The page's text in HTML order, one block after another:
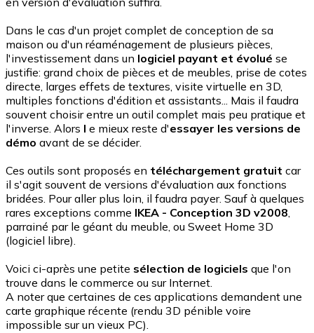
Dans le cas d'un projet complet de conception de sa
maison ou d'un réaménagement de plusieurs pièces,
l'investissement dans un logiciel payant et évolué se
justifie: grand choix de pièces et de meubles, prise de cotes
directe, larges effets de textures, visite virtuelle en 3D,
multiples fonctions d'édition et assistants... Mais il faudra
souvent choisir entre un outil complet mais peu pratique et
l'inverse. Alors l e mieux reste d'essayer les versions de
démo avant de se décider.
Ces outils sont proposés en téléchargement gratuit car
il s'agit souvent de versions d'évaluation aux fonctions
bridées. Pour aller plus loin, il faudra payer. Sauf à quelques
rares exceptions comme IKEA - Conception 3D v2008,
parrainé par le géant du meuble, ou Sweet Home 3D
(logiciel libre).
Voici ci-après une petite sélection de logiciels que l'on
trouve dans le commerce ou sur Internet.
A noter que certaines de ces applications demandent une
carte graphique récente (rendu 3D pénible voire
impossible sur un vieux PC).